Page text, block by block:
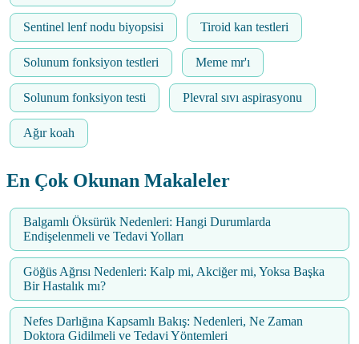
Sentinel lenf nodu biyopsisi Tiroid kan testleri
Solunum fonksiyon testleri Meme mr'ı
Solunum fonksiyon testi Plevral sıvı aspirasyonu
Ağır koah
En Çok Okunan Makaleler
Balgamlı Öksürük Nedenleri: Hangi Durumlarda
Endişelenmeli ve Tedavi Yolları
Göğüs Ağrısı Nedenleri: Kalp mi, Akciğer mi, Yoksa Başka
Bir Hastalık mı?
Nefes Darlığına Kapsamlı Bakış: Nedenleri, Ne Zaman
Doktora Gidilmeli ve Tedavi Yöntemleri